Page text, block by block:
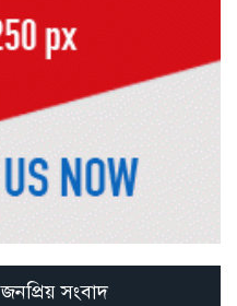
জনপ্রিয় সংবাদ